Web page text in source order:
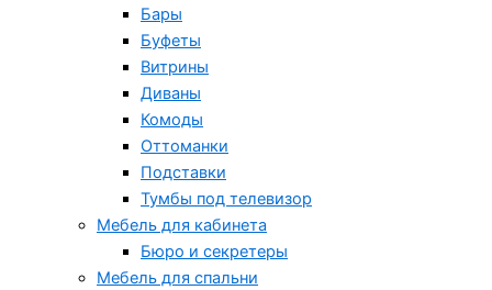
Бары
Буфеты
Витрины
Диваны
Комоды
Оттоманки
Подставки
Тумбы под телевизор
Мебель для кабинета
Бюро и секретеры
Мебель для спальни